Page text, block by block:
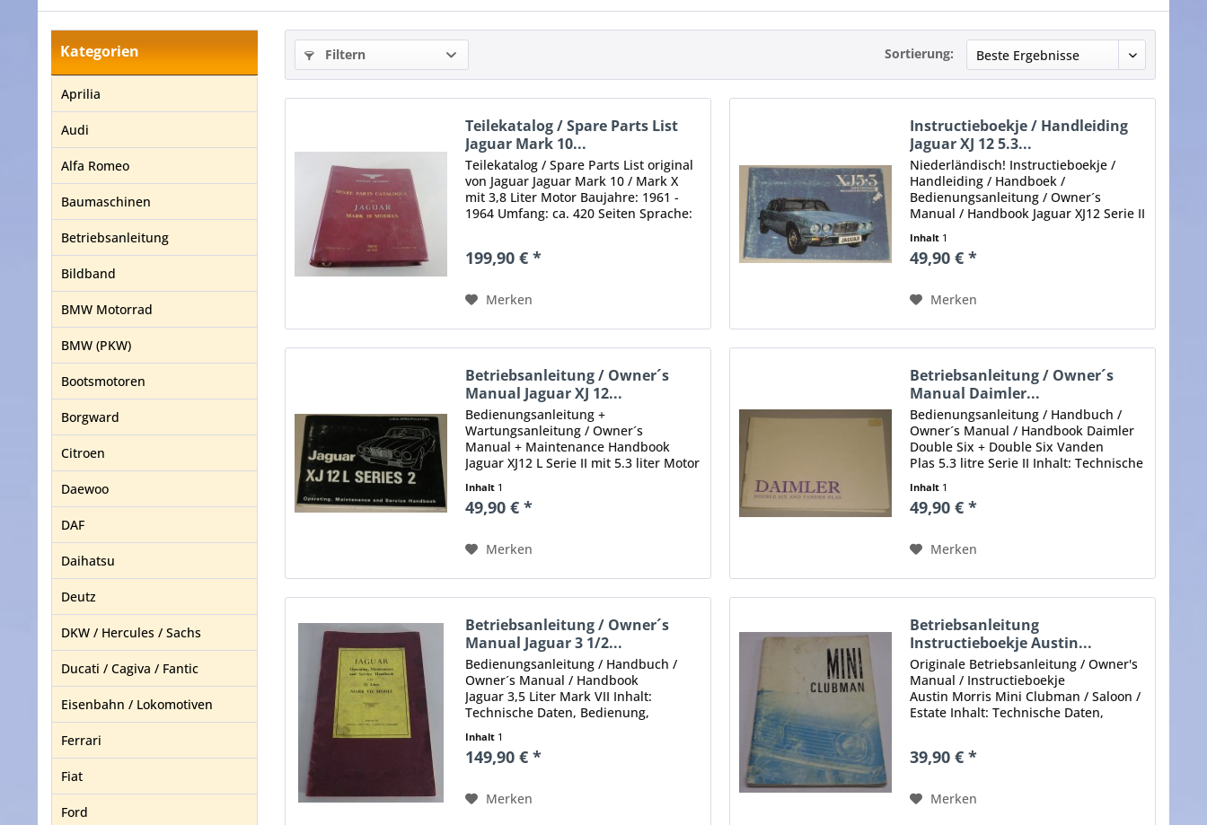
Kategorien
Aprilia
Audi
Alfa Romeo
Baumaschinen
Betriebsanleitung
Bildband
BMW Motorrad
BMW (PKW)
Bootsmotoren
Borgward
Citroen
Daewoo
DAF
Daihatsu
Deutz
DKW / Hercules / Sachs
Ducati / Cagiva / Fantic
Eisenbahn / Lokomotiven
Ferrari
Fiat
Ford
Filtern Sortierung:
Teilekatalog / Spare Parts List
Jaguar Mark 10...
Teilekatalog / Spare Parts List original
von Jaguar Jaguar Mark 10 / Mark X
mit 3,8 Liter Motor Baujahre: 1961 -
1964 Umfang: ca. 420 Seiten Sprache:
Keine Kopie,...
199,90 € *
Merken
Instructieboekje / Handleiding
Jaguar XJ 12 5.3...
Niederländisch! Instructieboekje /
Handleiding / Handboek /
Bedienungsanleitung / Owner´s
Manual / Handbook Jaguar XJ12 Serie II
Daten, Bedienung, Beschreibung,
Selbsthilfe, Pflege / Wartung...
Inhalt 1
49,90 € *
Merken
Betriebsanleitung / Owner´s
Manual Jaguar XJ 12...
Bedienungsanleitung +
Wartungsanleitung / Owner´s
Manual + Maintenance Handbook
Jaguar XJ12 L Serie II mit 5.3 liter Motor
Daten, Bedienung, Beschreibung,
Selbsthilfe, Pflege / Wartung Beilagen
Inhalt 1
49,90 € *
Merken
Betriebsanleitung / Owner´s
Manual Daimler...
Bedienungsanleitung / Handbuch /
Owner´s Manual / Handbook Daimler
Double Six + Double Six Vanden
Plas 5.3 litre Serie II Inhalt: Technische
Selbsthilfe, Pflege / Wartung
Stand/Ausgabe: 1975 Umfang: 63...
Inhalt 1
49,90 € *
Merken
Betriebsanleitung / Owner´s
Manual Jaguar 3 1/2...
Bedienungsanleitung / Handbuch /
Owner´s Manual / Handbook
Jaguar 3,5 Liter Mark VII Inhalt:
Technische Daten, Bedienung,
Wartung, Schmierplan Ausgabe:
05/1953 Umfang: 64 Seiten Sprache:
Inhalt 1
149,90 € *
Merken
Betriebsanleitung
Instructieboekje Austin...
Originale Betriebsanleitung / Owner's
Manual / Instructieboekje
Austin Morris Mini Clubman / Saloon /
Estate Inhalt: Technische Daten,
data , description , operation ,...
39,90 € *
Merken